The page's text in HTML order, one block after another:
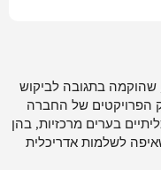
שהוקמה בתגובה לביקוש
הפרויקטים של החברה
בערים מרכזיות, בהן
לשלמות אדריכלית